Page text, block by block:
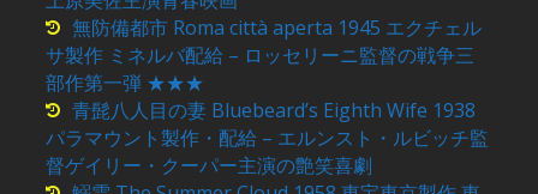
無防備都市 Roma città aperta 1945 エクチェル
サ製作 ミネルバ配給 – ロッセリーニ監督の戦争三
部作第一弾 ★★★
青髭八人目の妻 Bluebeard’s Eighth Wife 1938
パラマウント製作・配給 – エルンスト・ルビッチ監
督ゲイリー・クーパー主演の艶笑喜劇